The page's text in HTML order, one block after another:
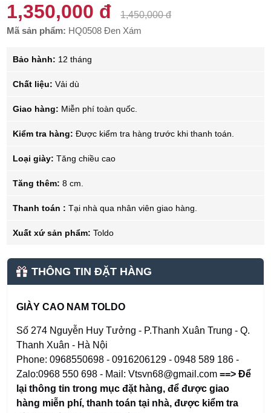
1,350,000 đ
1,450,000 đ
Mã sản phẩm: HQ0508 Đen Xám
Bảo hành: 12 tháng
Chất liệu: Vải dù
Giao hàng: Miễn phí toàn quốc.
Kiểm tra hàng: Được kiểm tra hàng trước khi thanh toán.
Loại giày: Tăng chiều cao
Tăng thêm: 8 cm.
Thanh toán : Tại nhà qua nhân viên giao hàng.
Xuất xứ sản phẩm: Toldo
THÔNG TIN ĐẶT HÀNG
GIÀY CAO NAM TOLDO
Số 274 Nguyễn Huy Tưởng - P.Thanh Xuân Trung - Q.
Thanh Xuân - Hà Nội
Phone: 0968550698 - 0916206129 - 0948 589 186 -
Zalo:0968 550 698 - Mail: Vtsvn68@gmail.com==> Để
lại thông tin trong mục đặt hàng,để được giao
hàng miễn phí, thanh toán tại nhà, được kiểm tra